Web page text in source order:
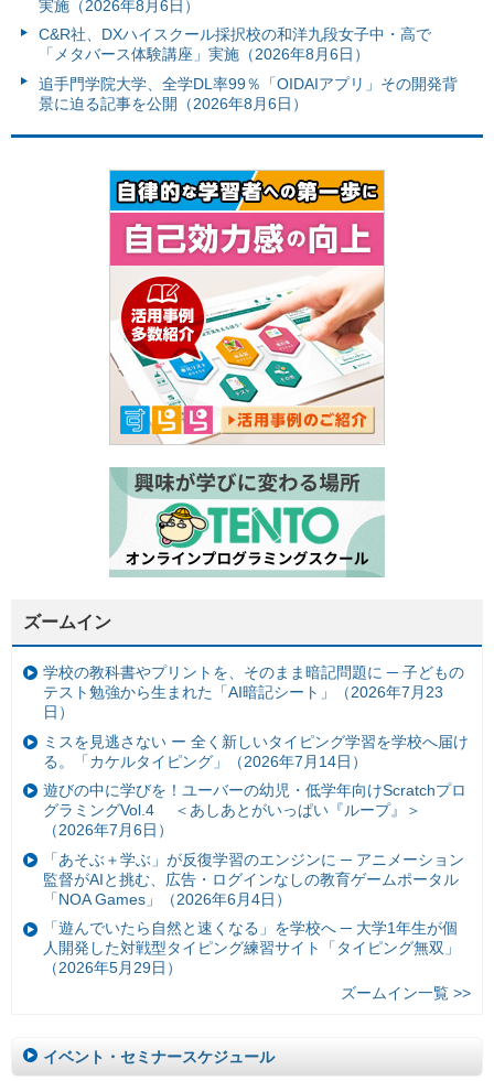
実施（2026年8月6日）
C&R社、DXハイスクール採択校の和洋九段女子中・高で
「メタバース体験講座」実施（2026年8月6日）
追手門学院大学、全学DL率99％「OIDAIアプリ」その開発背
景に迫る記事を公開（2026年8月6日）
ズームイン
学校の教科書やプリントを、そのまま暗記問題に ─ 子どもの
テスト勉強から生まれた「AI暗記シート」（2026年7月23
日）
ミスを見逃さない ー 全く新しいタイピング学習を学校へ届け
る。「カケルタイピング」（2026年7月14日）
遊びの中に学びを！ユーバーの幼児・低学年向けScratchプロ
グラミングVol.4 ＜あしあとがいっぱい『ループ』＞
（2026年7月6日）
「あそぶ＋学ぶ」が反復学習のエンジンに ─ アニメーション
監督がAIと挑む、広告・ログインなしの教育ゲームポータル
「NOA Games」（2026年6月4日）
「遊んでいたら自然と速くなる」を学校へ ─ 大学1年生が個
人開発した対戦型タイピング練習サイト「タイピング無双」
（2026年5月29日）
ズームイン一覧 >>
イベント・セミナースケジュール